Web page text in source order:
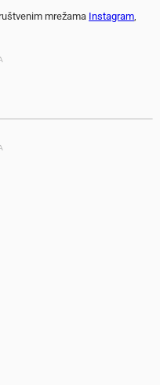
mrežama Instagram,